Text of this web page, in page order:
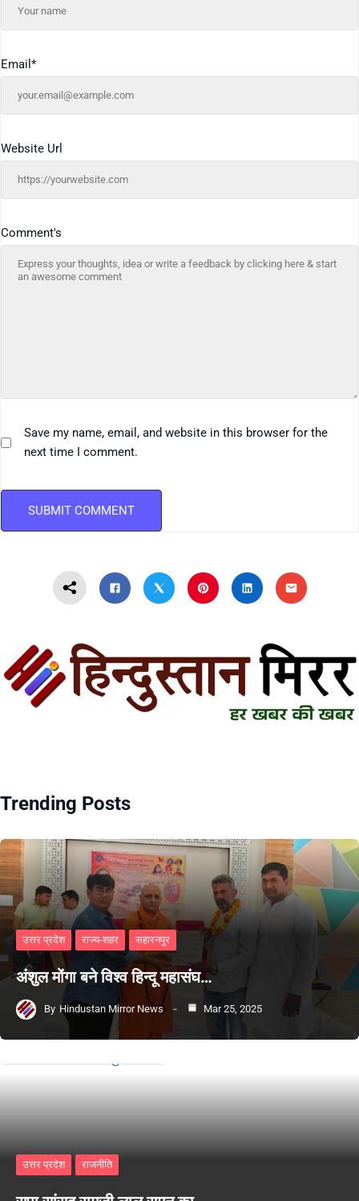
Comment's
Email *
Website Url
Save my name, email, and website in this browser for the
next time I comment.
Trending Posts
उत्तर प्रदेश राज्य-शहर सहारनपुर
अंशुल मोंगा बने विश्व हिन्दू महासंघ…
By Hindustan Mirror News Mar 25, 2025
उत्तर प्रदेश राजनीति